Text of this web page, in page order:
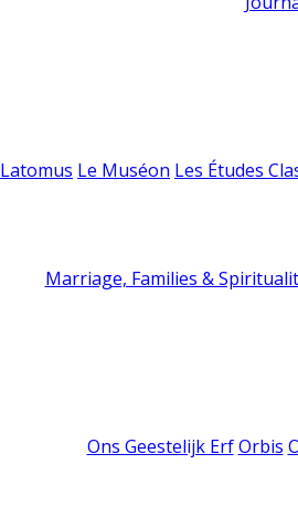
Latomus Le Muséon Les Études
Marriage, Families &
Ons Geestelijk Erf Orbis